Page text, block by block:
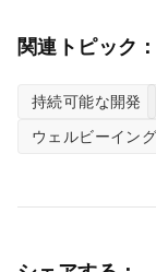
関連トピック：
持続可能な開発
ウェルビーイン